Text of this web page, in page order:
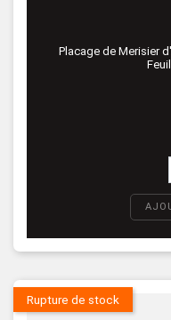
Placage de Merisier
Rupture de stock